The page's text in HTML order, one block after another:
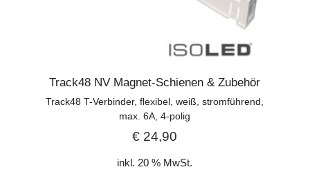
Track48 NV Magnet-Schienen & Zubehör
Track48 T-Verbinder, flexibel, weiß, stromführend,
max. 6A, 4-polig
€ 24,90
inkl. 20 % MwSt.